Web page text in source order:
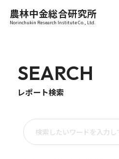
農林中金総合研究所
Norinchukin Research Institute Co., Ltd.
SEARCH
レポート検索